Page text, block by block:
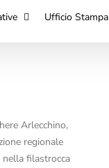
Ufficio Stampa
Arlecchino,
regionale
filastrocca